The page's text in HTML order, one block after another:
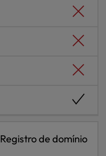
Registro de domínio